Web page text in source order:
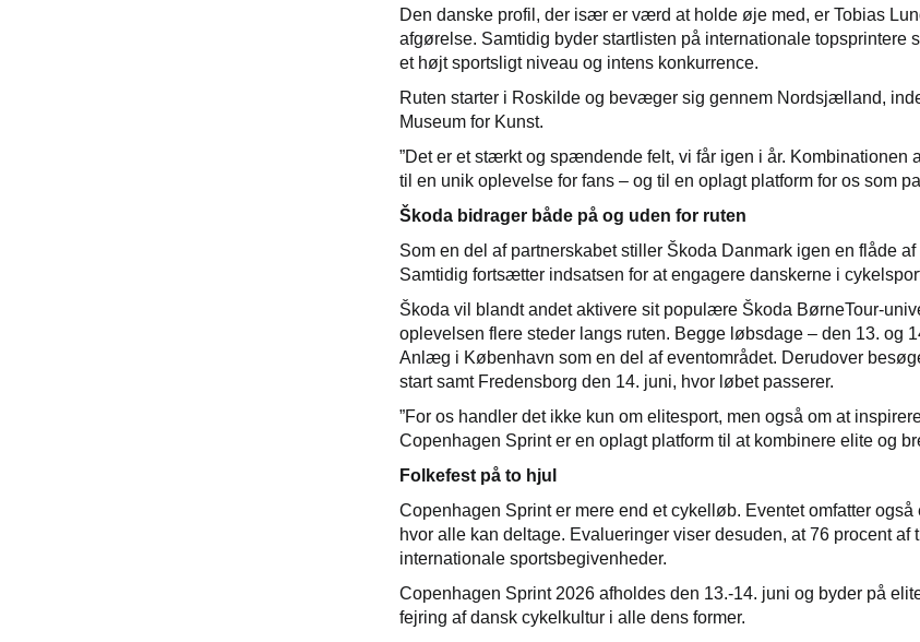
Den danske profil, der især er værd at holde øje med, er Tobias
afgørelse. Samtidig byder startlisten på internationale
et højt sportsligt niveau og intens konkurrence.
Ruten starter i Roskilde og bevæger sig gennem Nordsjælland,
Museum for Kunst.
”Det er et stærkt og spændende felt, vi får igen i år.
til en unik oplevelse for fans – og til en oplagt platform for os som
Škoda bidrager både på og uden for ruten
Som en del af partnerskabet stiller Škoda Danmark igen en flåde
Samtidig fortsætter indsatsen for at engagere danskerne i
Škoda vil blandt andet aktivere sit populære Škoda BørneTour-
oplevelsen flere steder langs ruten. Begge løbsdage – den 13. og
Anlæg i København som en del af eventområdet. Derudover
start samt Fredensborg den 14. juni, hvor løbet passerer.
”For os handler det ikke kun om elitesport, men også om at
Copenhagen Sprint er en oplagt platform til at kombinere elite og
Folkefest på to hjul
Copenhagen Sprint er mere end et cykelløb. Eventet omfatter
hvor alle kan deltage. Evalueringer viser desuden, at 76 procent
internationale sportsbegivenheder.
Copenhagen Sprint 2026 afholdes den 13.-14. juni og byder på
fejring af dansk cykelkultur i alle dens former.